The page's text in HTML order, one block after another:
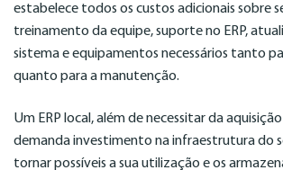
estabelece todos os custos adicionais sobre
treinamento da equipe, suporte no ERP,
sistema e equipamentos necessários tanto
quanto para a manutenção.
Um ERP local, além de necessitar da
demanda investimento na infraestrutura do
tornar possíveis a sua utilização e os